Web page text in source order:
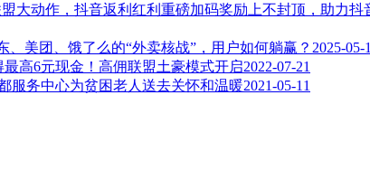
大动作，抖音返利红利重磅加码奖励上不封顶，助力抖
、美团、饿了么的“外卖核战”，用户如何躺赢？ 2025-05-
高6元现金！高佣联盟土豪模式开启2022-07-21
服务中心为贫困老人送去关怀和温暖2021-05-11